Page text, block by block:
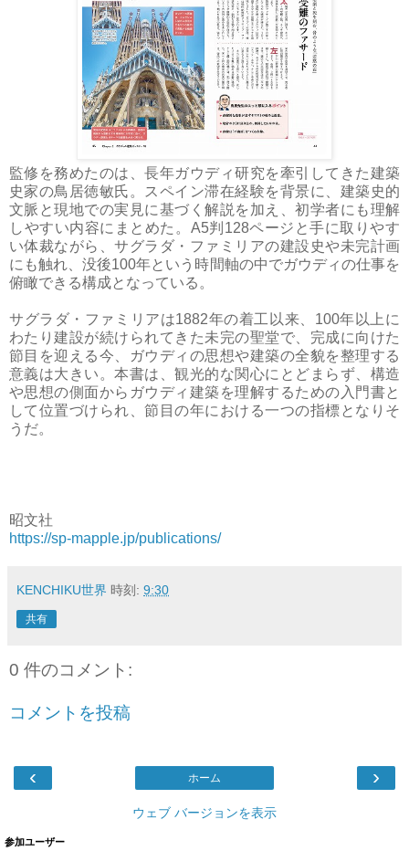
監修を務めたのは、長年ガウディ研究を牽引してきた建築
史家の鳥居徳敏氏。スペイン滞在経験を背景に、建築史的
文脈と現地での実見に基づく解説を加え、初学者にも理解
しやすい内容にまとめた。A5判128ページと手に取りやす
い体裁ながら、サグラダ・ファミリアの建設史や未完計画
にも触れ、没後100年という時間軸の中でガウディの仕事を
俯瞰できる構成となっている。
サグラダ・ファミリアは1882年の着工以来、100年以上に
わたり建設が続けられてきた未完の聖堂で、完成に向けた
節目を迎える今、ガウディの思想や建築の全貌を整理する
意義は大きい。本書は、観光的な関心にとどまらず、構造
や思想の側面からガウディ建築を理解するための入門書と
して位置づけられ、節目の年における一つの指標となりそ
うだ。
昭文社
https://sp-mapple.jp/publications/
KENCHIKU世界 時刻: 9:30
共有
0 件のコメント:
コメントを投稿
‹ ›
ホーム
ウェブ バージョンを表示
参加ユーザー